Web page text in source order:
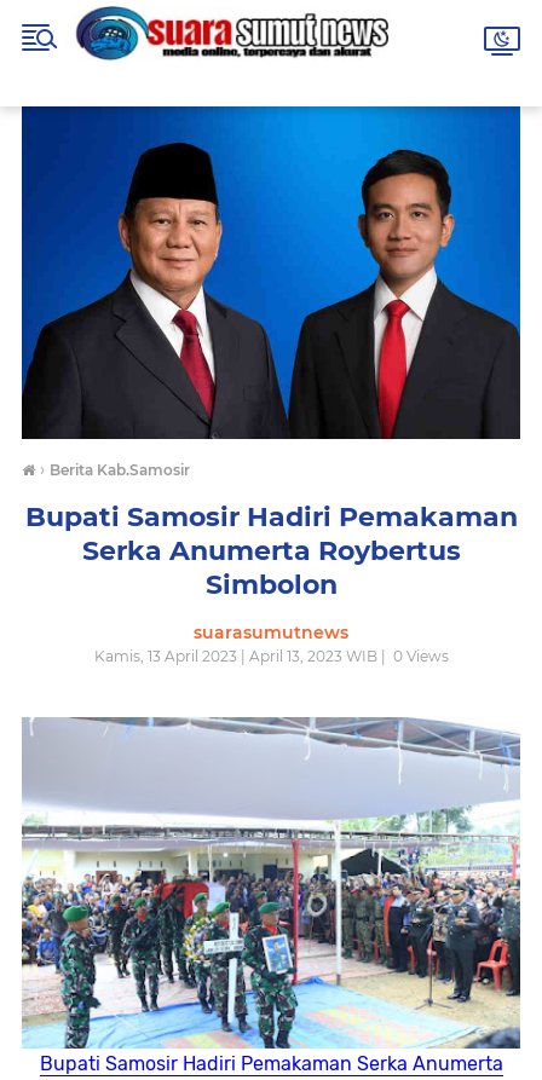
› Berita Kab.Samosir
Bupati Samosir Hadiri Pemakaman
Serka Anumerta Roybertus
Simbolon
suarasumutnews
Kamis, 13 April 2023 | April 13, 2023 WIB | 0Views
Bupati Samosir Hadiri Pemakaman Serka Anumerta